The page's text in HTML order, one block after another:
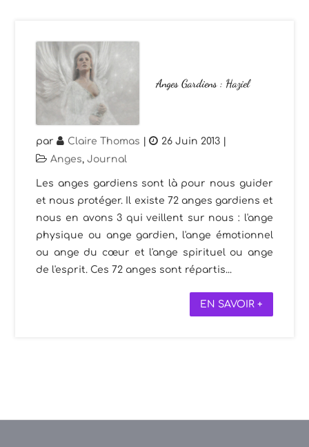
Anges Gardiens : Haziel
par Claire Thomas | 26 Juin 2013
Anges,Journal
Les anges gardiens sont là pour nous guider
et nous protéger. Il existe 72 anges gardiens et
nous en avons 3 qui veillent sur nous : l'ange
physique ou ange gardien, l'ange émotionnel
ou ange du cœur et l'ange spirituel ou ange
de l'esprit. Ces 72 anges sont répartis...
EN SAVOIR +